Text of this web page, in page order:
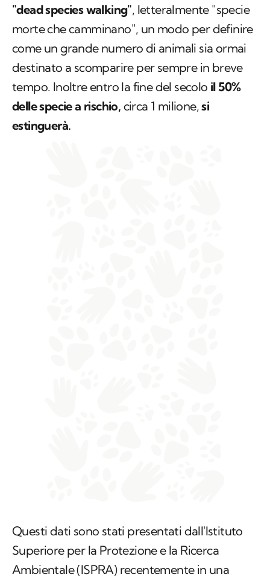
"dead species walking", letteralmente "specie
morte che camminano", un modo per definire
come un grande numero di animali sia ormai
destinato a scomparire per sempre in breve
tempo. Inoltre entro la fine del secolo il 50%
delle specie a rischio, circa 1 milione,si
estinguerà.
Questi dati sono stati presentati dall'Istituto
Superiore per la Protezione e la Ricerca
Ambientale (ISPRA) recentemente in una